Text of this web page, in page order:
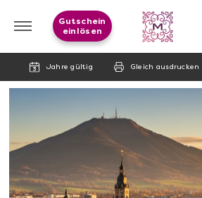
Jahre gültig Gleich ausdrucken
Gutschein
einlösen